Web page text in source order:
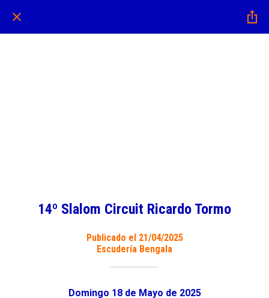
14º Slalom Circuit Ricardo Tormo
Publicado el 21/04/2025
Escudería Bengala
Domingo 18 de Mayo de 2025